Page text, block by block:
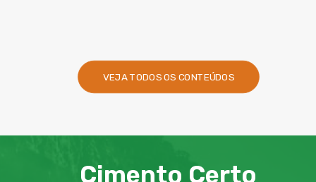
VEJA TODOS OS CONTEÚDOS
Cimento Certo